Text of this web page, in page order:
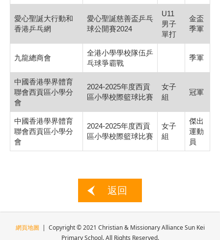
愛心聖誕大行動和
香港乒乓網
愛心聖誕慈善盃乒乓
球公開賽2024
U11
男子
單打
金盃
季軍
九龍總商會
全港小學學校隊伍乒
乓球爭霸戰
季軍
中國香港學界體育
聯會西貢區小學分
會
2024-2025年度西貢
區小學校際籃球比賽
女子
組
冠軍
中國香港學界體育
聯會西貢區小學分
會
2024-2025年度西貢
區小學校際籃球比賽
女子
組
傑出
運動
員
返回
網頁地圖 | Copyright © 2021 Christian & Missionary Alliance Sun Kei
Primary School. All Rights Reserved.